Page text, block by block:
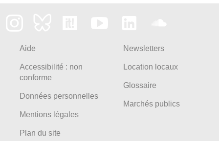
Aide
Accessibilité : non
conforme
Données personnelles
Mentions légales
Plan du site
Newsletters
Location locaux
Glossaire
Marchés publics